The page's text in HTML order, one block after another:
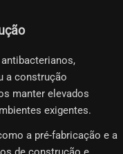
a construção
manter elevados
exigentes.
a pré-fabricação e a